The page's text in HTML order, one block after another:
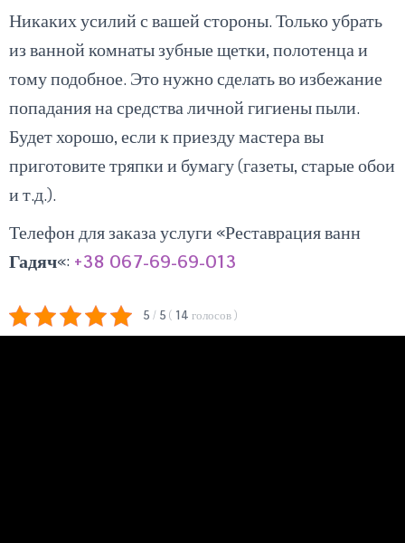
Никаких усилий с вашей стороны. Только убрать
из ванной комнаты зубные щетки, полотенца и
тому подобное. Это нужно сделать во избежание
попадания на средства личной гигиены пыли.
Будет хорошо, если к приезду мастера вы
приготовите тряпки и бумагу (газеты, старые обои
и т.д.).
Телефон для заказа услуги «Реставрация ванн
Гадяч«: +38 067-69-69-013
5 / 5 ( 14 голосов)